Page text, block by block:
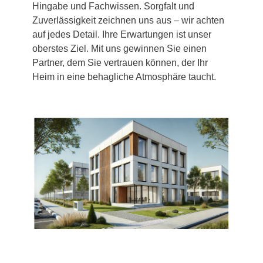
Hingabe und Fachwissen. Sorgfalt und
Zuverlässigkeit zeichnen uns aus – wir achten
auf jedes Detail. Ihre Erwartungen ist unser
oberstes Ziel. Mit uns gewinnen Sie einen
Partner, dem Sie vertrauen können, der Ihr
Heim in eine behagliche Atmosphäre taucht.